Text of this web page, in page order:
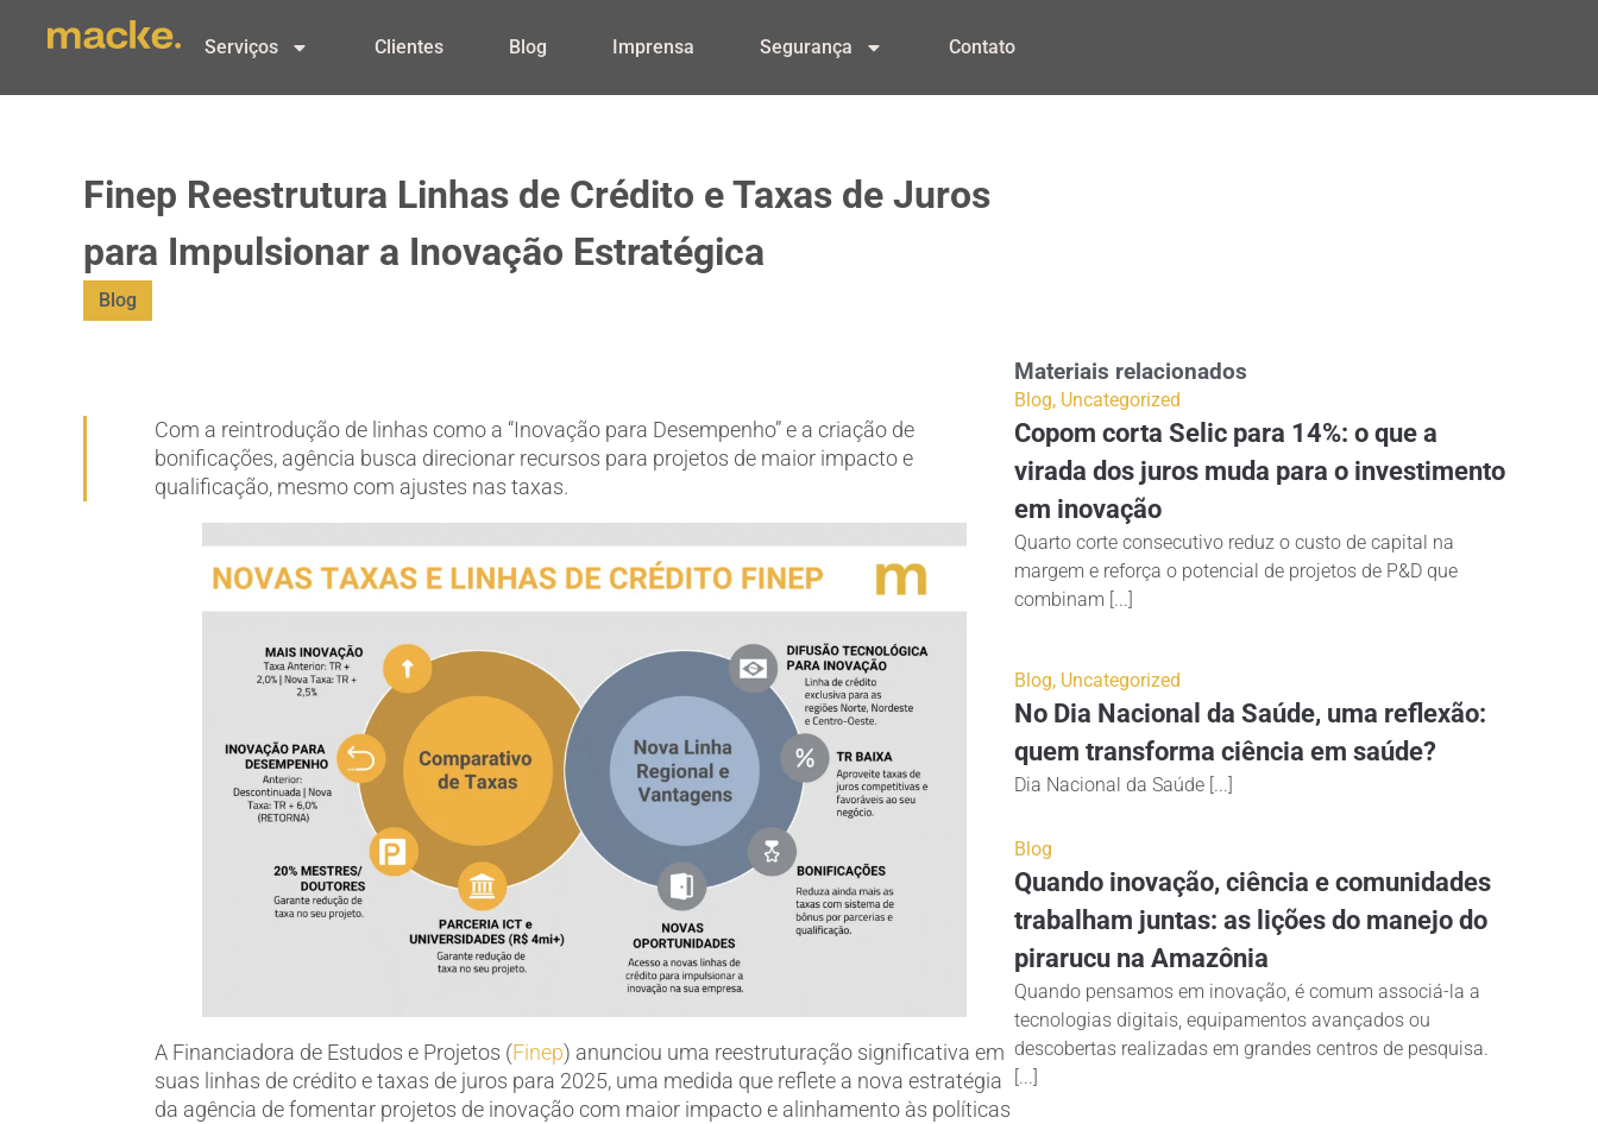
Serviços Clientes Blog Imprensa Segurança Contato
Finep Reestrutura Linhas de Crédito e Taxas de Juros
para Impulsionar a Inovação Estratégica
Blog
Com a reintrodução de linhas como a “Inovação para Desempenho” e a criação de
bonificações, agência busca direcionar recursos para projetos de maior impacto e
qualificação, mesmo com ajustes nas taxas.
A Financiadora de Estudos e Projetos (Finep) anunciou uma reestruturação significativa em
suas linhas de crédito e taxas de juros para 2025, uma medida que reflete a nova estratégia
da agência de fomentar projetos de inovação com maior impacto e alinhamento às políticas
Materiais relacionados
Blog, Uncategorized
Copom corta Selic para 14%: o que a
virada dos juros muda para o investimento
em inovação
Quarto corte consecutivo reduz o custo de capital na
margem e reforça o potencial de projetos de P&D que
combinam [...]
Blog, Uncategorized
No Dia Nacional da Saúde, uma reflexão:
quem transforma ciência em saúde?
Dia Nacional da Saúde [...]
Blog
Quando inovação, ciência e comunidades
trabalham juntas: as lições do manejo do
pirarucu na Amazônia
Quando pensamos em inovação, é comum associá-la a
tecnologias digitais, equipamentos avançados ou
descobertas realizadas em grandes centros de pesquisa.
[...]